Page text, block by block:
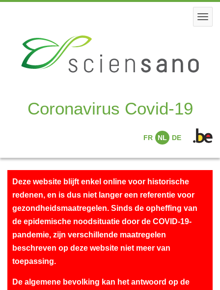
content
Coronavirus Covid-19
FR NL DE
Deze website blijft enkel online voor historische
redenen, en is dus niet langer een referentie voor
gezondheidsmaatregelen. Sinds de opheffing van
de epidemische noodsituatie door de COVID-19-
pandemie, zijn verschillende maatregelen
beschreven op deze website niet meer van
toepassing.
De algemene bevolking kan het antwoord op de